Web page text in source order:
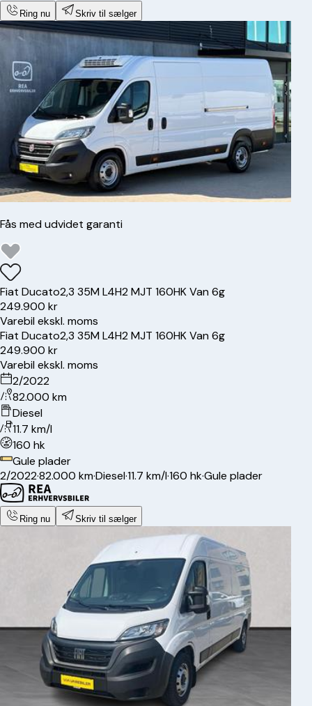
Ring nu Skriv til sælger
Fås med udvidet garanti
Fiat Ducato2,3 35M L4H2 MJT 160HK Van 6g
249.900 kr
Varebil ekskl. moms
Fiat Ducato2,3 35M L4H2 MJT 160HK Van 6g
249.900 kr
Varebil ekskl. moms
2/2022
82.000 km
Diesel
11.7 km/l
160 hk
Gule plader
2/2022·82.000 km·Diesel·11.7 km/l·160 hk·Gule plader
Ring nu Skriv til sælger